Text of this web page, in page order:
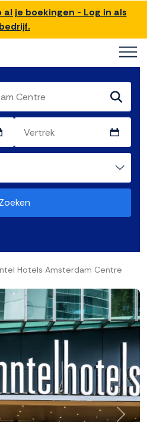
je boekingen - Log in als
bedrijf.
Zoeken
Hotels Amsterdam Centre